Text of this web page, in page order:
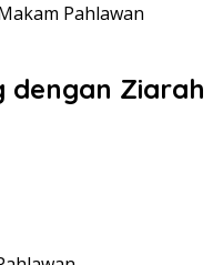
Pahlawan
Ziarah